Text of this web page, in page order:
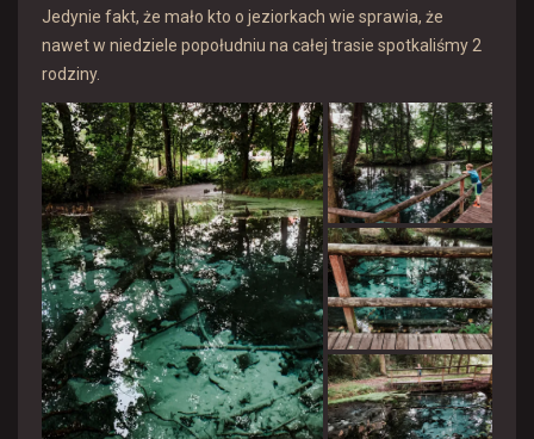
Jedynie fakt, że mało kto o jeziorkach wie sprawia, że
nawet w niedziele popołudniu na całej trasie spotkaliśmy 2
rodziny.